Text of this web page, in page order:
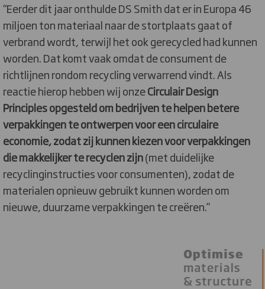
“Eerder dit jaar onthulde DS Smith dat er in Europa 46
miljoen ton materiaal naar de stortplaats gaat of
verbrand wordt, terwijl het ook gerecycled had kunnen
worden. Dat komt vaak omdat de consument de
richtlijnen rondom recycling verwarrend vindt. Als
reactie hierop hebben wij onzeCirculair Design
Principles opgesteld om bedrijven te helpen betere
verpakkingen te ontwerpen voor een circulaire
economie, zodat zij kunnen kiezen voor verpakkingen
die makkelijker te recyclen zijn(met duidelijke
recyclinginstructies voor consumenten), zodat de
materialen opnieuw gebruikt kunnen worden om
nieuwe, duurzame verpakkingen te creëren.”